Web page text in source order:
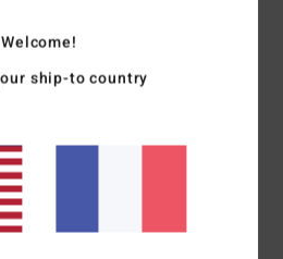
thermique inégalée et un
et offrir plus de flexibilité
:
Melco
Welcome!
ship-to country